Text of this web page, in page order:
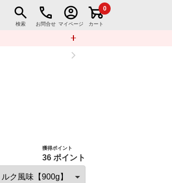
検索 お問合せ マイページ カート
0
獲得ポイント
36 ポイント